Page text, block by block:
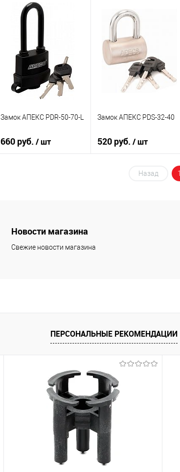
В корзину
В избранное
В наличии
К сравнению
В избранное
В наличии
Замок АПЕКС PDR-50-70-L
660 руб. / шт
Замок АПЕКС PDS-32-40
520 руб./ шт
В корзину
Назад 1
Новости магазина
Свежие новости магазина
ПЕРСОНАЛЬНЫЕ РЕКОМЕНДАЦИИ